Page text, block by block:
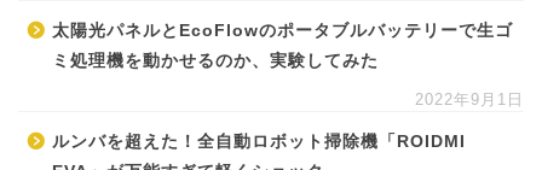
太陽光パネルとEcoFlowのポータブルバッテリーで生ゴ
ミ処理機を動かせるのか、実験してみた
2022年9月1日
ルンバを超えた！全自動ロボット掃除機「ROIDMI